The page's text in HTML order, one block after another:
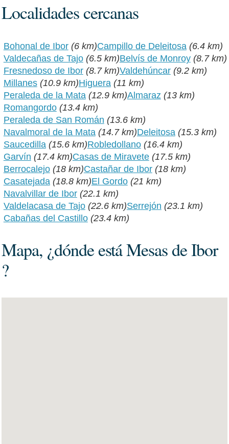
Localidades cercanas
Bohonal de Ibor (6 km)Campillo de Deleitosa (6.4 km)
Valdecañas de Tajo (6.5 km)Belvís de Monroy (8.7 km)
Fresnedoso de Ibor (8.7 km)Valdehúncar (9.2 km)
Millanes (10.9 km)Higuera (11 km)
Peraleda de la Mata (12.9 km)Almaraz (13 km)
Romangordo (13.4 km)
Peraleda de San Román (13.6 km)
Navalmoral de la Mata (14.7 km)Deleitosa (15.3 km)
Saucedilla (15.6 km)Robledollano (16.4 km)
Garvín (17.4 km)Casas de Miravete (17.5 km)
Berrocalejo (18 km)Castañar de Ibor (18 km)
Casatejada (18.8 km)El Gordo (21 km)
Navalvillar de Ibor (22.1 km)
Valdelacasa de Tajo (22.6 km)Serrejón (23.1 km)
Cabañas del Castillo (23.4 km)
Mapa, ¿dónde está Mesas de Ibor
?